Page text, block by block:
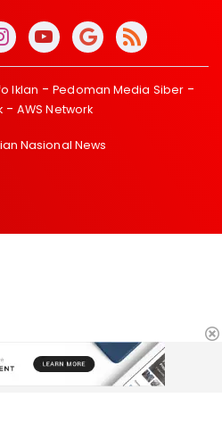
Iklan
Pedoman Media Siber
AWS Network
Nasional News